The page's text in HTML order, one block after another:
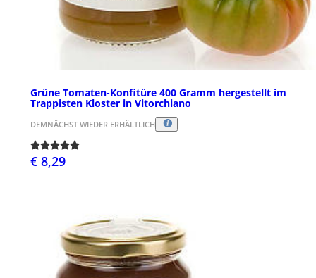
Grüne Tomaten-Konfitüre 400 Gramm hergestellt im
Trappisten Kloster in Vitorchiano
DEMNÄCHST WIEDER ERHÄLTLICH
€ 8,29